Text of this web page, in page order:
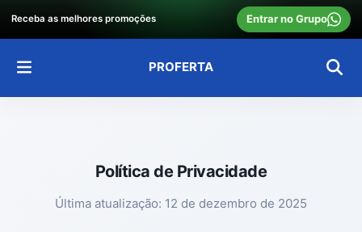
Receba as melhores promoções Entrar no Grupo
PROFERTA
Política de Privacidade
Última atualização: 12 de dezembro de 2025